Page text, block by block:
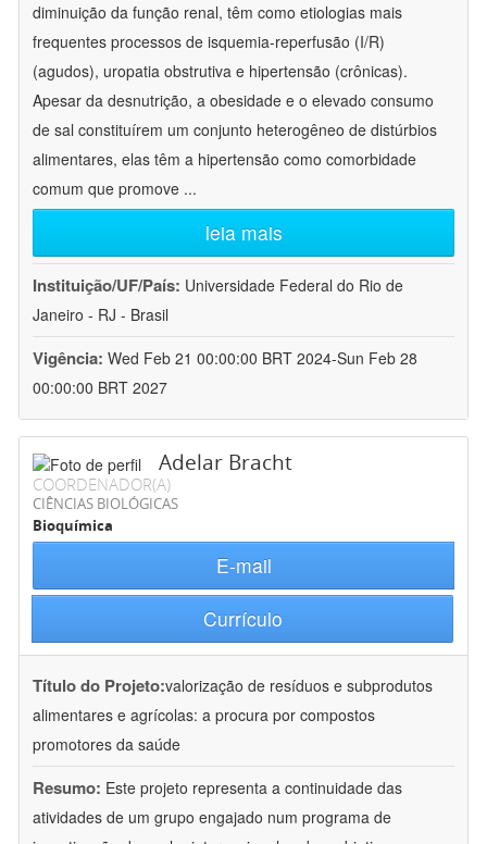
diminuição da função renal, têm como etiologias mais
frequentes processos de isquemia-reperfusão (I/R)
(agudos), uropatia obstrutiva e hipertensão (crônicas).
Apesar da desnutrição, a obesidade e o elevado consumo
de sal constituírem um conjunto heterogêneo de distúrbios
alimentares, elas têm a hipertensão como comorbidade
comum que promove ...
leia mais
Instituição/UF/País: Universidade Federal do Rio de
Janeiro - RJ - Brasil
Vigência: Wed Feb 21 00:00:00 BRT 2024-Sun Feb 28
00:00:00 BRT 2027
Adelar Bracht
COORDENADOR(A)
CIÊNCIAS BIOLÓGICAS
Bioquímica
E-mail
Currículo
Título do Projeto:valorização de resíduos e subprodutos
alimentares e agrícolas: a procura por compostos
promotores da saúde
Resumo: Este projeto representa a continuidade das
atividades de um grupo engajado num programa de